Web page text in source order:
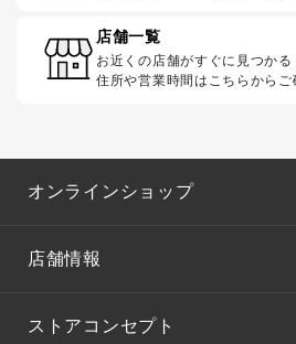
店舗一覧
お近くの店舗がすぐに見つかる
住所や営業時間はこちらからご
オンラインショップ
店舗情報
ストアコンセプト